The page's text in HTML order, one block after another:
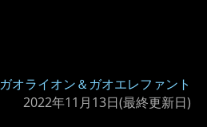
ガオライオン＆ガオエレファント
2022年11月13日(最終更新日)